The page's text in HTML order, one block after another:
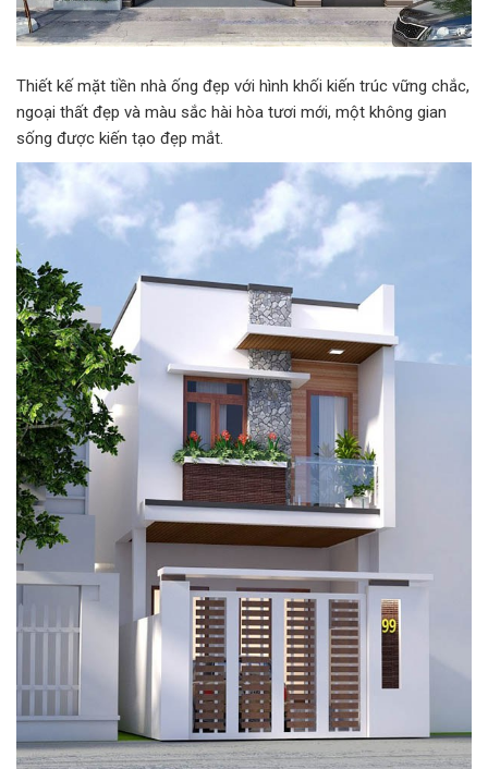
Thiết kế mặt tiền nhà ống đẹp với hình khối kiến trúc vững chắc,
ngoại thất đẹp và màu sắc hài hòa tươi mới, một không gian
sống được kiến tạo đẹp mắt.